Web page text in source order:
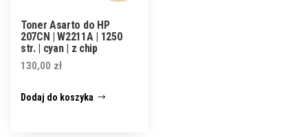
Toner Asarto do HP
207CN | W2211A | 1250
str. | cyan | z chip
130,00 zł
Dodaj do koszyka